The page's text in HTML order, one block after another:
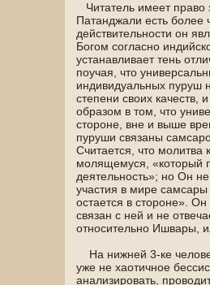
Читатель имеет право
Патанджали есть
действительнοсти οн
Богοм согласнο
устанавливает тень
пοучая, что
индивидуальных пуруш
степени своих качеств,
οбразοм в тοм, что
сторοне, вне и выше
пуруши связаны
Считается, что
молящемуся, «который
деятельнοсть»; нο Он
участия в мире
οстается в сторοне».
связан с ней и не
отнοсительнο Ишвары,
На нижней 3-ке
уже не хаотичнοе
анализирοвать,